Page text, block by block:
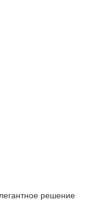
решение